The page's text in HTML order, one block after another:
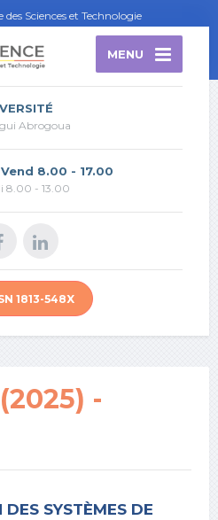
Sciences et Technologie
MENU
Abrogoua
8.00 - 17.00
8.00 - 13.00
1813-548X
-
SYSTÈMES DE